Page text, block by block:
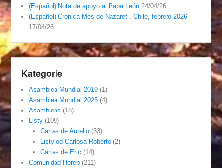
(Español) Nota de apoyo al Papa León 24/04/26
(Español) Crónica Mes de Nazaret , Chile, febrero 2026
17/04/26
Kategorie
Asamblea Mundial 2019 (1)
Asamblea Mundial 2025 (4)
Asambleas (18)
Listy (109)
Cartas de Aurelio(33)
Listy od Carlosa Roberto(2)
Cartas de Eric (14)
Comunidad Horeb (211)